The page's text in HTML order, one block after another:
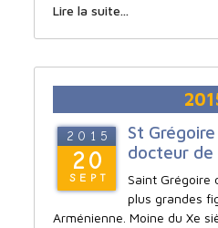
Lire la suite...
2015
20
SEPT
St
docteur de
Saint Grégoire
plus grandes
Arménienne. Moine du Xe